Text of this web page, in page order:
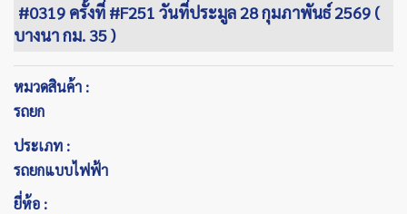
#0319 ครั้งที่ #F251 วันที่ประมูล 28 กุมภาพันธ์ 2569 (
บางนา กม. 35 )
หมวดสินค้า :
รถยก
ประเภท :
รถยกแบบไฟฟ้า
ยี่ห้อ :